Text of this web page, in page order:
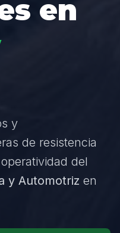
en
y
de resistencia
del
y Automotriz en